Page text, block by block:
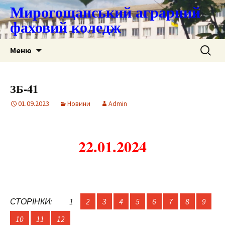
Мирогощанський аграрний
фаховий коледж
Меню Пошук:
ЗБ-41
01.09.2023 Новини Admin
22.01.2024
СТОРІНКИ: 1 2 3 4 5 6 7 8
9
10
11 12